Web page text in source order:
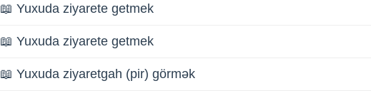
📖 Yuxuda ziyarete getmek
📖 Yuxuda ziyarete getmek
📖 Yuxuda ziyaretgah (pir) görmək